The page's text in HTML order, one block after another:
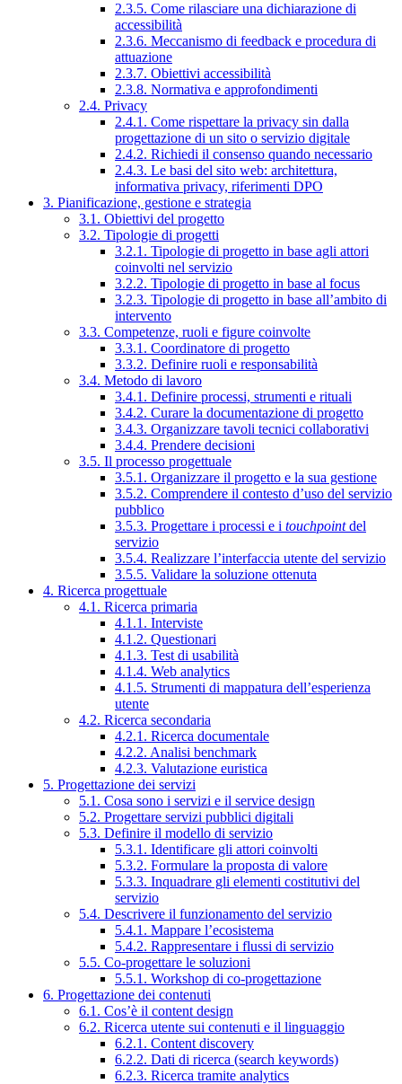
2.3.5. Come rilasciare una dichiarazione di
accessibilità
2.3.6. Meccanismo di feedback e procedura di
attuazione
2.3.7. Obiettivi accessibilità
2.3.8. Normativa e approfondimenti
2.4. Privacy
2.4.1. Come rispettare la privacy sin dalla
progettazione di un sito o servizio digitale
2.4.2. Richiedi il consenso quando necessario
2.4.3. Le basi del sito web: architettura,
informativa privacy, riferimenti DPO
3. Pianificazione, gestione e strategia
3.1. Obiettivi del progetto
3.2. Tipologie di progetti
3.2.1. Tipologie di progetto in base agli attori
coinvolti nel servizio
3.2.2. Tipologie di progetto in base al focus
3.2.3. Tipologie di progetto in base all’ambito di
intervento
3.3. Competenze, ruoli e figure coinvolte
3.3.1. Coordinatore di progetto
3.3.2. Definire ruoli e responsabilità
3.4. Metodo di lavoro
3.4.1. Definire processi, strumenti e rituali
3.4.2. Curare la documentazione di progetto
3.4.3. Organizzare tavoli tecnici collaborativi
3.4.4. Prendere decisioni
3.5. Il processo progettuale
3.5.1. Organizzare il progetto e la sua gestione
3.5.2. Comprendere il contesto d’uso del servizio
pubblico
3.5.3. Progettare i processi e i touchpointdel
servizio
3.5.4. Realizzare l’interfaccia utente del servizio
3.5.5. Validare la soluzione ottenuta
4. Ricerca progettuale
4.1. Ricerca primaria
4.1.1. Interviste
4.1.2. Questionari
4.1.3. Test di usabilità
4.1.4. Web analytics
4.1.5. Strumenti di mappatura dell’esperienza
utente
4.2. Ricerca secondaria
4.2.1. Ricerca documentale
4.2.2. Analisi benchmark
4.2.3. Valutazione euristica
5. Progettazione dei servizi
5.1. Cosa sono i servizi e il service design
5.2. Progettare servizi pubblici digitali
5.3. Definire il modello di servizio
5.3.1. Identificare gli attori coinvolti
5.3.2. Formulare la proposta di valore
5.3.3. Inquadrare gli elementi costitutivi del
servizio
5.4. Descrivere il funzionamento del servizio
5.4.1. Mappare l’ecosistema
5.4.2. Rappresentare i flussi di servizio
5.5. Co-progettare le soluzioni
5.5.1. Workshop di co-progettazione
6. Progettazione dei contenuti
6.1. Cos’è il content design
6.2. Ricerca utente sui contenuti e il linguaggio
6.2.1. Content discovery
6.2.2. Dati di ricerca (search keywords)
6.2.3. Ricerca tramite analytics